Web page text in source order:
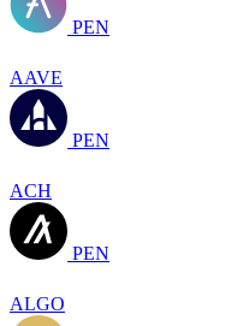
PEN
AAVE
PEN
ACH
PEN
ALGO